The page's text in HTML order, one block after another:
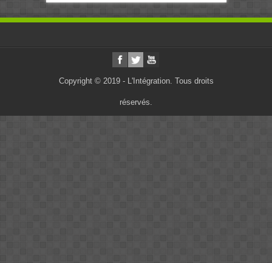
Copyright © 2019 - L'Intégration. Tous droits
réservés.